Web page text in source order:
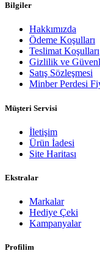
Bilgiler
Hakkımızda
Ödeme Koşulları
Teslimat Koşulları
Gizlilik ve
Satış Sözleşmesi
Minber Perdesi
Müşteri Servisi
İletişim
Ürün İadesi
Site Haritası
Ekstralar
Markalar
Hediye Çeki
Kampanyalar
Profilim